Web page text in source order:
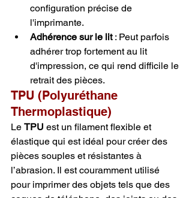
configuration précise de
l'imprimante.
Adhérence sur le lit : Peut parfois
adhérer trop fortement au lit
d'impression, ce qui rend difficile le
retrait des pièces.
TPU (Polyuréthane
Thermoplastique)
Le TPU est un filament flexible et
élastique qui est idéal pour créer des
pièces souples et résistantes à
l’abrasion. Il est couramment utilisé
pour imprimer des objets tels que des